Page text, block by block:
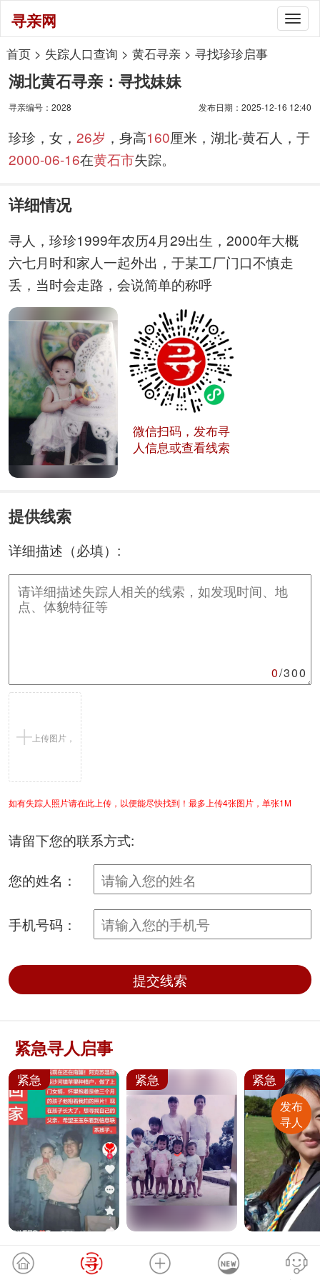
寻亲网
首页> 失踪人口查询 > 黄石寻亲> 寻找珍珍启事
湖北黄石寻亲：寻找妹妹
寻亲编号：2028 发布日期：2025-12-16 12:40
珍珍，女， 26岁 ，身高160厘米，湖北-黄石人，于
2000-06-16在黄石市失踪。
详细情况
寻人，珍珍1999年农历4月29出生，2000年大概
六七月时和家人一起外出，于某工厂门口不慎走
丢，当时会走路，会说简单的称呼
微信扫码，发布寻
人信息或查看线索
提供线索
详细描述（必填）:
0/300
上传图片，
如有失踪人照片请在此上传，以便能尽快找到！最多上传4张图片，单张1M
请留下您的联系方式:
您的姓名：
手机号码：
提交线索
紧急寻人启事
紧急 紧急 紧急
发布
寻人